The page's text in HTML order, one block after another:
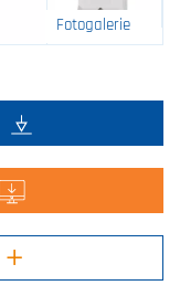
Fotogalerie
+